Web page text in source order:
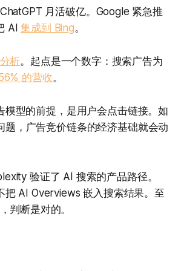
月活破亿。Google 紧急推
AI集成到 Bing。
析。起点是一个数字：搜索广告为
的营收。
模型的前提，是用户会点击链接。如
题，广告竞价链条的经济基础就会动
验证了 AI 搜索的产品路径。
把 AI Overviews 嵌入搜索结果。至
判断是对的。